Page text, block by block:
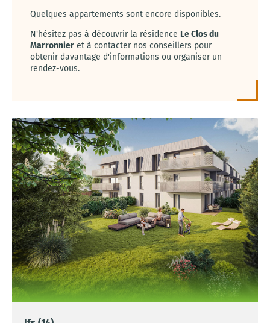
Quelques appartements sont encore disponibles.
N'hésitez pas à découvrir la résidence Le Clos du
Marronnier et à contacter nos conseillers pour
obtenir davantage d'informations ou organiser un
rendez-vous.